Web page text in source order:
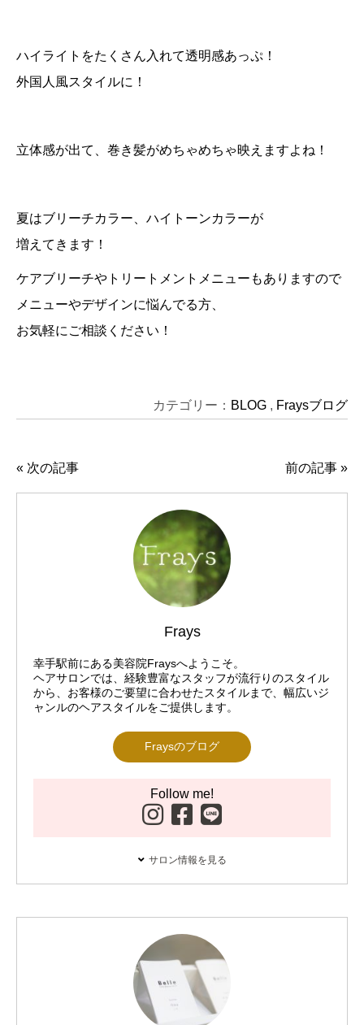
ハイライトをたくさん入れて透明感あっぷ！
外国人風スタイルに！
立体感が出て、巻き髪がめちゃめちゃ映えますよね！
夏はブリーチカラー、ハイトーンカラーが
増えてきます！
ケアブリーチやトリートメントメニューもありますので
メニューやデザインに悩んでる方、
お気軽にご相談ください！
カテゴリー： BLOG , Fraysブログ
« 次の記事 前の記事 »
Frays
幸手駅前にある美容院Fraysへようこそ。
ヘアサロンでは、経験豊富なスタッフが流行りのスタイル
から、お客様のご要望に合わせたスタイルまで、幅広いジ
ャンルのヘアスタイルをご提供します。
Fraysのブログ
Follow me!
サロン情報を見る